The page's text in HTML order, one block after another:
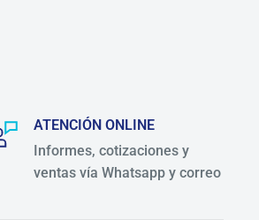
ATENCIÓN ONLINE
Informes, cotizaciones y
ventas vía Whatsapp y correo